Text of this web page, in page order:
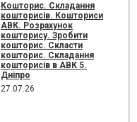
Кошторис. Складання
кошторисів. Кошториси
АВК. Розрахунок
кошторису. Зробити
кошторис. Скласти
кошторис. Складання
кошторисів в АВК 5.
Дніпро
27.07.26